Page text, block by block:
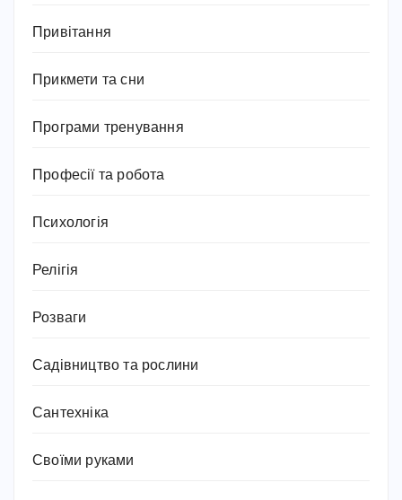
Привітання
Прикмети та сни
Програми тренування
Професії та робота
Психологія
Релігія
Розваги
Садівництво та рослини
Сантехніка
Своїми руками